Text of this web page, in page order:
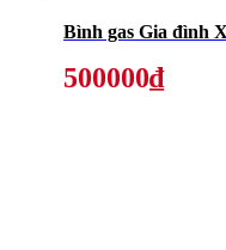
Bình gas Gia đình
500000₫